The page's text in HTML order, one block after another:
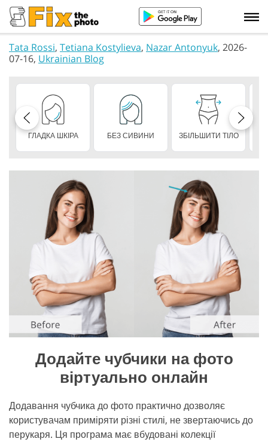
Tata Rossi, Tetiana Kostylieva, Nazar Antonyuk, 2026-
07-16, Ukrainian Blog
ГЛАДКА ШКІРА БЕЗ СИВИНИ ЗБІЛЬШИТИ ТІЛО
Додайте чубчики на фото
віртуально онлайн
Додавання чубчика до фото практично дозволяє
користувачам приміряти різні стилі, не звертаючись до
перукаря. Ця програма має вбудовані колекції